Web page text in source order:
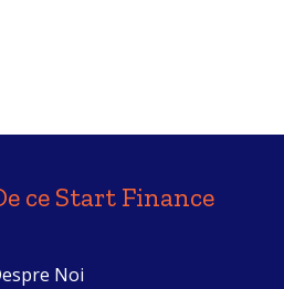
ce Start Finance
Noi